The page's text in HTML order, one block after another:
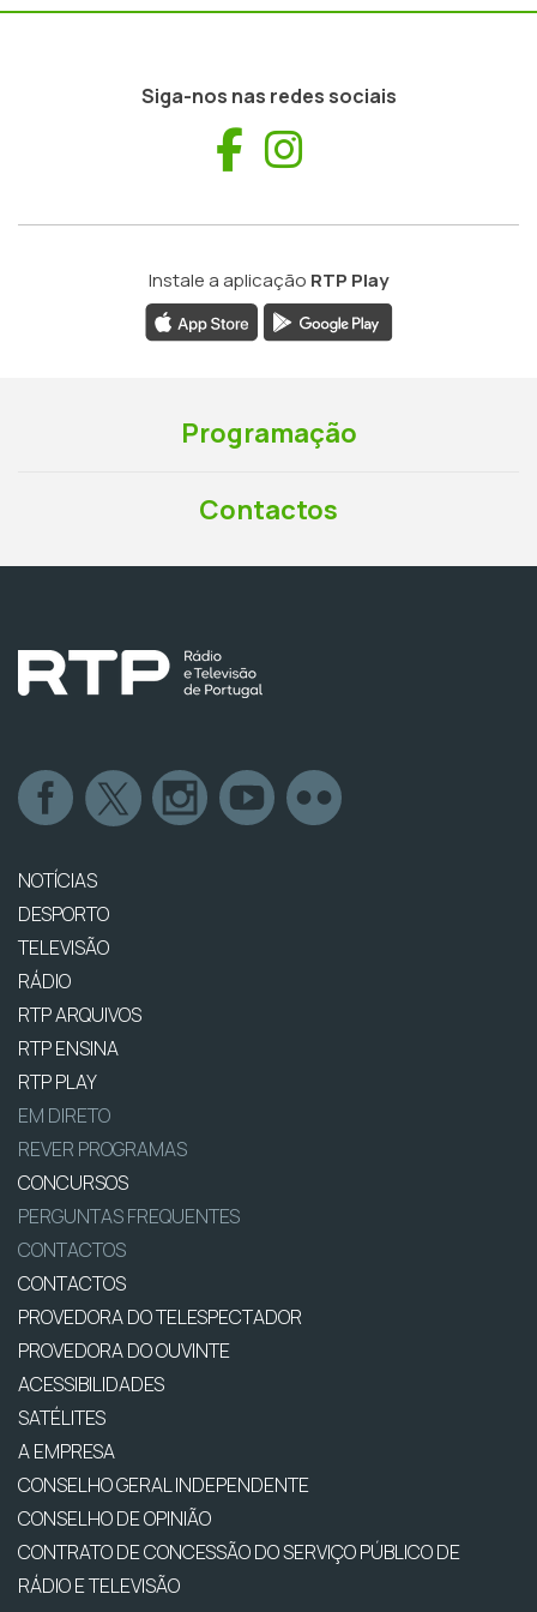
Siga-nos nas redes sociais
Facebook
Instale a aplicação RTP Play
Programação
Contactos
NOTÍCIAS
DESPORTO
TELEVISÃO
RÁDIO
RTP ARQUIVOS
RTP ENSINA
RTP PLAY
EM DIRETO
REVER PROGRAMAS
CONCURSOS
PERGUNTAS FREQUENTES
CONTACTOS
CONTACTOS
PROVEDORA DO TELESPECTADOR
PROVEDORA DO OUVINTE
ACESSIBILIDADES
SATÉLITES
A EMPRESA
CONSELHO GERAL INDEPENDENTE
CONSELHO DE OPINIÃO
CONTRATO DE CONCESSÃO DO SERVIÇO PÚBLICO DE
RÁDIO E TELEVISÃO